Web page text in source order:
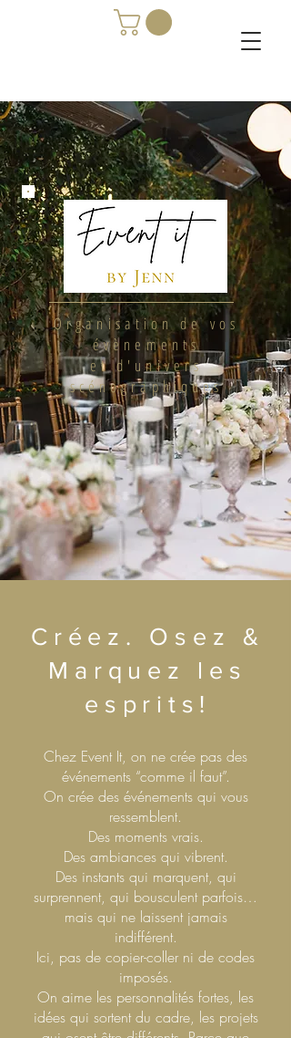
Organisation de vos
évènements
et d'univers
scénographiques
Créez. Osez &
Marquez les
esprits!
Chez Event It, on ne crée pas des
événements “comme il faut”.
On crée des événements qui vous
ressemblent.
Des moments vrais.
Des ambiances qui vibrent.
Des instants qui marquent, qui
surprennent, qui bousculent parfois…
mais qui ne laissent jamais
indifférent.
Ici, pas de copier-coller ni de codes
imposés.
On aime les personnalités fortes, les
idées qui sortent du cadre, les projets